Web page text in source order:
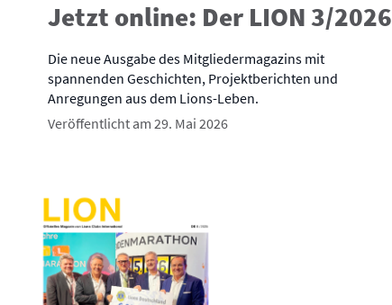
Jetzt online: Der LION 3/2026
Die neue Ausgabe des Mitgliedermagazins mit
spannenden Geschichten, Projektberichten und
Anregungen aus dem Lions-Leben.
Veröffentlicht am 29. Mai 2026